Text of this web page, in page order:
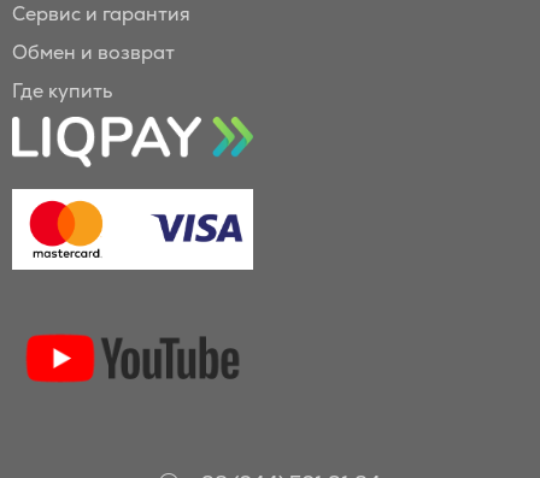
Сервис и гарантия
Обмен и возврат
Где купить